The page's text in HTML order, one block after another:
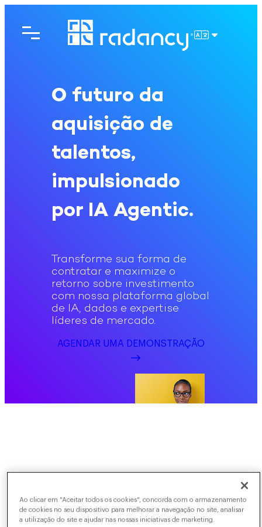
O futuro da
aquisição de
talentos,
impulsionado
por IA Agentic.
Transforme sua forma de
contratar e maximize o
retorno sobre investimento
com nossa plataforma global
de IA, dados e expertise
líderes de mercado.
AGENDAR UMA DEMONSTRAÇÃO
Ao clicar em "Aceitar todos os cookies", concorda com o armazenamento
de cookies no seu dispositivo para melhorar a navegação no site, analisar
a utilização do site e ajudar nas nossas iniciativas de marketing.